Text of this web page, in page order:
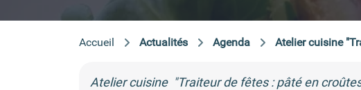
Accueil Actualités Agenda Atelier cuisine
Atelier cuisine "Traiteur de fêtes : pâté en